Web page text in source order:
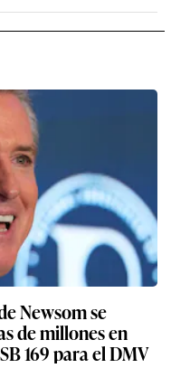
Newsom se
de millones en
169 para el DMV